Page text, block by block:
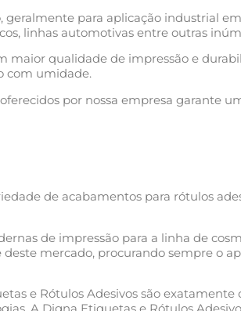
geralmente para aplicação industrial
linhas automotivas entre outras
maior qualidade de impressão e
com umidade.
por nossa empresa garante
de acabamentos para rótulos
de impressão para a linha de
mercado, procurando sempre o
e Rótulos Adesivos são exatamente